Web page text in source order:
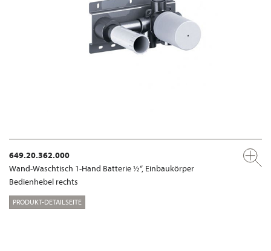
649.20.362.000
Wand-Waschtisch 1-Hand Batterie ½“, Einbaukörper
Bedienhebel rechts
PRODUKT-DETAILSEITE